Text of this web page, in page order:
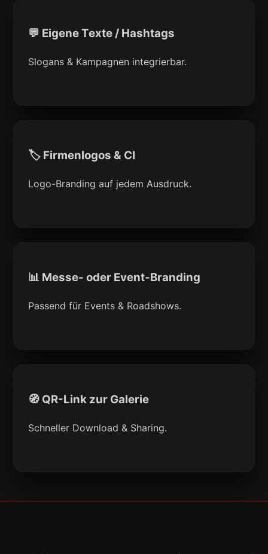
💬 Eigene Texte / Hashtags
Slogans & Kampagnen integrierbar.
🏷 Firmenlogos & CI
Logo-Branding auf jedem Ausdruck.
📊 Messe- oder Event-Branding
Passend für Events & Roadshows.
🧭 QR-Link zur Galerie
Schneller Download & Sharing.